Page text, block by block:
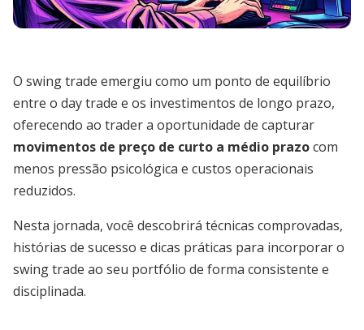
O swing trade emergiu como um ponto de equilíbrio
entre o day trade e os investimentos de longo prazo,
oferecendo ao trader a oportunidade de capturar
movimentos de preço de curto a médio prazocom
menos pressão psicológica e custos operacionais
reduzidos.
Nesta jornada, você descobrirá técnicas comprovadas,
histórias de sucesso e dicas práticas para incorporar o
swing trade ao seu portfólio de forma consistente e
disciplinada.